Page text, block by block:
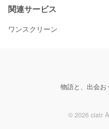
関連サービス
ワンスクリーン
物語と、出会お
© 2026 ciatr